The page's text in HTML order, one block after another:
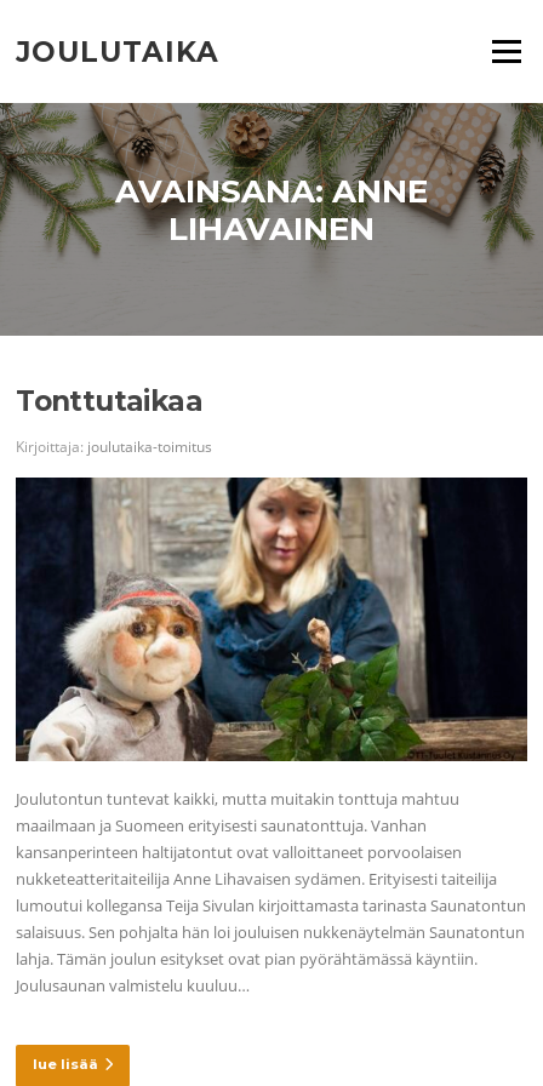
suoraan
sisältöön
JOULUTAIKA Valikko
AVAINSANA:ANNE
LIHAVAINEN
Tonttutaikaa
Kirjoittaja: joulutaika-toimitus
Joulutontun tuntevat kaikki, mutta muitakin tonttuja mahtuu
maailmaan ja Suomeen erityisesti saunatonttuja. Vanhan
kansanperinteen haltijatontut ovat valloittaneet porvoolaisen
nukketeatteritaiteilija Anne Lihavaisen sydämen. Erityisesti taiteilija
lumoutui kollegansa Teija Sivulan kirjoittamasta tarinasta Saunatontun
salaisuus. Sen pohjalta hän loi jouluisen nukkenäytelmän Saunatontun
lahja. Tämän joulun esitykset ovat pian pyörähtämässä käyntiin.
Joulusaunan valmistelu kuuluu…
lue lisää